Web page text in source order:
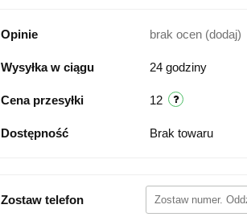
Opinie brak ocen (dodaj)
Wysyłka w ciągu 24 godziny
Cena przesyłki 12
Dostępność Brak towaru
Zostaw telefon